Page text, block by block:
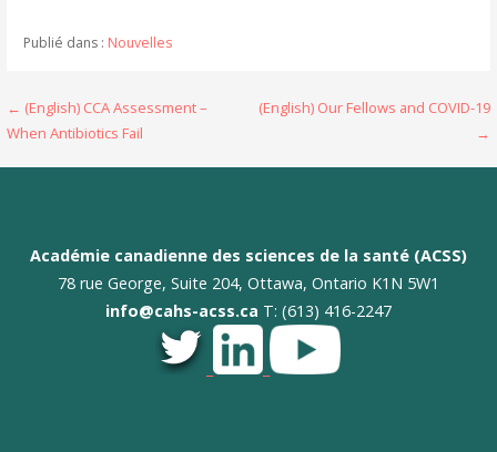
Publié dans : Nouvelles
Navigation
← (English) CCA Assessment –
When Antibiotics Fail
(English) Our Fellows and COVID-19
→
Académie canadienne des sciences de la santé (ACSS)
78 rue George, Suite 204, Ottawa, Ontario K1N 5W1
info@cahs-acss.ca T: (613) 416-2247
_ _